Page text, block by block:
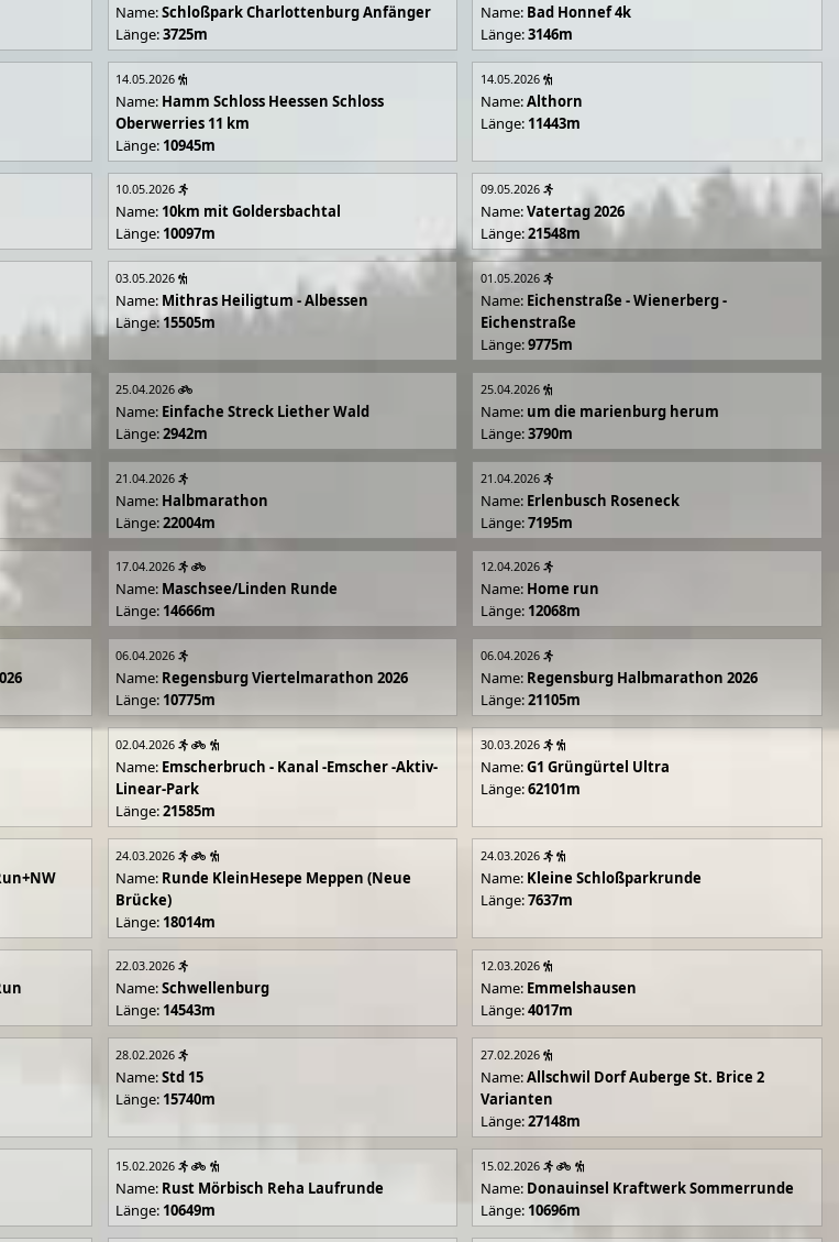
Name:Schloßpark Charlottenburg Anfänger
Länge:3725m
Name: Bad Honnef 4k
Länge:3146m
14.05.2026
Name: Hamm Schloss Heessen Schloss
Oberwerries 11 km
Länge: 10945m
14.05.2026
Name:Althorn
Länge: 11443m
10.05.2026
Name: 10km mit Goldersbachtal
Länge: 10097m
09.05.2026
Name:Vatertag 2026
Länge:21548m
03.05.2026
Name: Mithras Heiligtum - Albessen
Länge:15505m
01.05.2026
Name: Eichenstraße - Wienerberg -
Eichenstraße
Länge:9775m
25.04.2026
Name: Einfache Streck Liether Wald
Länge:2942m
25.04.2026
Name: um die marienburg herum
Länge:3790m
21.04.2026
Name: Halbmarathon
Länge:22004m
21.04.2026
Name: Erlenbusch Roseneck
Länge:7195m
17.04.2026
Name: Maschsee/Linden Runde
Länge: 14666m
12.04.2026
Name: Home run
Länge: 12068m
06.04.2026
Name: Regensburg Viertelmarathon 2026
Länge: 10775m
06.04.2026
Name: Regensburg Halbmarathon 2026
Länge:21105m
02.04.2026
Name: Emscherbruch - Kanal -Emscher -Aktiv-
Linear-Park
Länge:21585m
30.03.2026
Name:G1 Grüngürtel Ultra
Länge:62101m
24.03.2026
Name: Runde KleinHesepe Meppen (Neue
Brücke)
Länge: 18014m
24.03.2026
Name: Kleine Schloßparkrunde
Länge:7637m
22.03.2026
Name:Schwellenburg
Länge: 14543m
12.03.2026
Name: Emmelshausen
Länge:4017m
28.02.2026
Name:Std 15
Länge: 15740m
27.02.2026
Name:Allschwil Dorf Auberge St. Brice 2
Varianten
Länge:27148m
15.02.2026
Name: Rust Mörbisch Reha Laufrunde
Länge: 10649m
15.02.2026
Name: Donauinsel Kraftwerk Sommerrunde
Länge: 10696m